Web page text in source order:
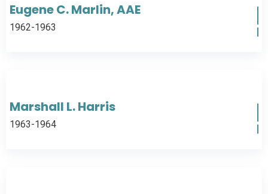
Eugene C. Marlin, AAE
1962-1963
Marshall L. Harris
1963-1964